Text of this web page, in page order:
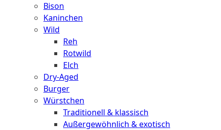
Bison
Kaninchen
Wild
Reh
Rotwild
Elch
Dry-Aged
Burger
Würstchen
Traditionell & klassisch
Außergewöhnlich & exotisch